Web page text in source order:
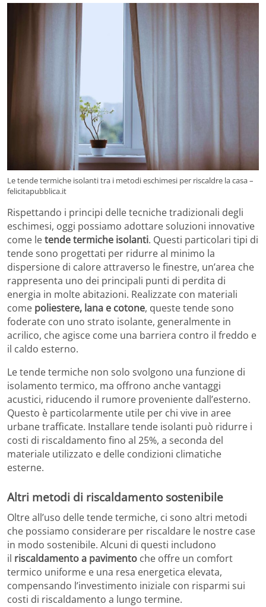
Le tende termiche isolanti tra i metodi eschimesi per riscaldre la casa –
felicitapubblica.it
Rispettando i principi delle tecniche tradizionali degli
eschimesi, oggi possiamo adottare soluzioni innovative
come letende termiche isolanti. Questi particolari tipi di
tende sono progettati per ridurre al minimo la
dispersione di calore attraverso le finestre, un’area che
rappresenta uno dei principali punti di perdita di
energia in molte abitazioni. Realizzate con materiali
come poliestere, lana e cotone, queste tende sono
foderate con uno strato isolante, generalmente in
acrilico, che agisce come una barriera contro il freddo e
il caldo esterno.
Le tende termiche non solo svolgono una funzione di
isolamento termico, ma offrono anche vantaggi
acustici, riducendo il rumore proveniente dall’esterno.
Questo è particolarmente utile per chi vive in aree
urbane trafficate. Installare tende isolanti può ridurre i
costi di riscaldamento fino al 25%, a seconda del
materiale utilizzato e delle condizioni climatiche
esterne.
Altri metodi di riscaldamento sostenibile
Oltre all’uso delle tende termiche, ci sono altri metodi
che possiamo considerare per riscaldare le nostre case
in modo sostenibile. Alcuni di questi includono
il riscaldamento a pavimento che offre un comfort
termico uniforme e una resa energetica elevata,
compensando l’investimento iniziale con risparmi sui
costi di riscaldamento a lungo termine.